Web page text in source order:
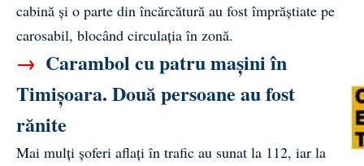
cabină și o parte din încărcătură au fost împrăștiate pe
carosabil, blocând circulația în zonă.
→ Carambol cu patru mașini în
Timișoara. Două persoane au fost
rănite
Mai mulți șoferi aflați în trafic au sunat la 112, iar la